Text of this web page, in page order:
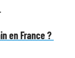
en France ?